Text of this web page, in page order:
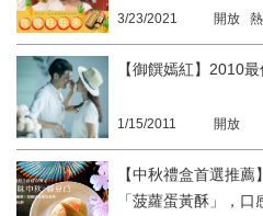
3/23/2021 開放
【御饌嫣紅】2010
1/15/2011 開放
【中秋禮盒首選推
「菠蘿蛋黃酥」，